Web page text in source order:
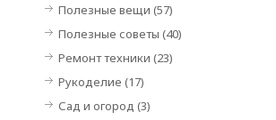
Полезные вещи (57)
Полезные советы (40)
Ремонт техники (23)
Рукоделие (17)
Сад и огород (3)